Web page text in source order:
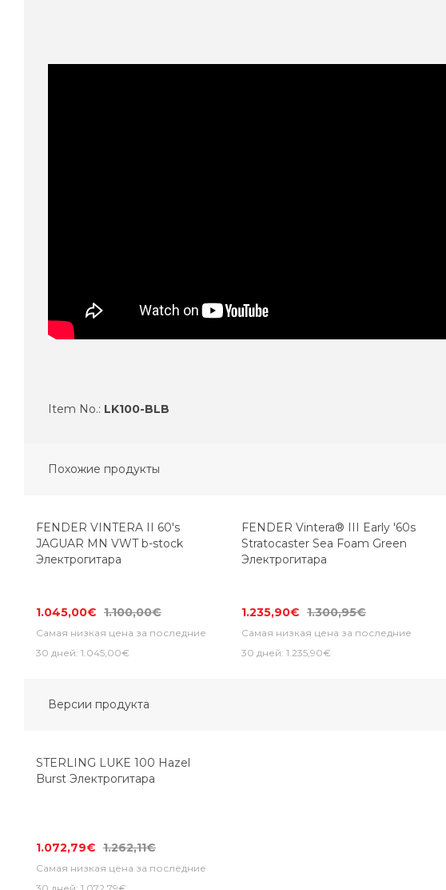
Item No.: LK100-BLB
Похожие продукты
FENDER VINTERA II 60's
JAGUAR MN VWT b-stock
Электрогитара
1.045,00€ 1.100,00€
Самая низкая цена за последние
30 дней: 1.045,00€
FENDER Vintera® III Early '60s
Stratocaster Sea Foam Green
Электрогитара
1.235,90€ 1.300,95€
Самая низкая цена за последние
30 дней: 1.235,90€
Версии продукта
STERLING LUKE 100 Hazel
Burst Электрогитара
1.072,79€ 1.262,11€
Самая низкая цена за последние